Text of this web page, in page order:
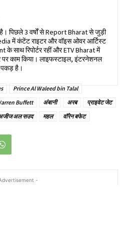
है। पिछले 3 वर्षों से Report Bharat से जुड़ी
में कंटेंट राइटर और वॉइस ओवर आर्टिस्ट
के साथ रिपोर्टर रहीं और ETV Bharat में
काम किया। लाइफस्टाइल, इंटरनेशनल
है।
Prince Al Waleed bin Talal
Buffett अंबानी अरब
प्राइवेट जेट
अजीज अल सउद
महल वॉरेन बफेट
-